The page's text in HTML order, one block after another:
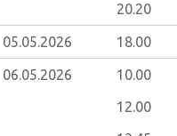
20.20
05.05.2026 18.00
06.05.2026 10.00
12.00